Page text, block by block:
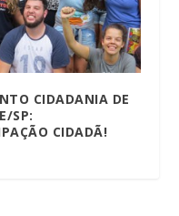
CIDADANIA DE
SP:
CIDADÃ!